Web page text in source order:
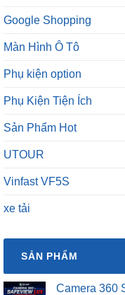
Google Shopping
Màn Hình Ô Tô
Phụ kiện option
Phụ Kiện Tiện Ích
Sản Phẩm Hot
UTOUR
Vinfast VF5S
xe tải
SẢN PHẨM
Camera 360